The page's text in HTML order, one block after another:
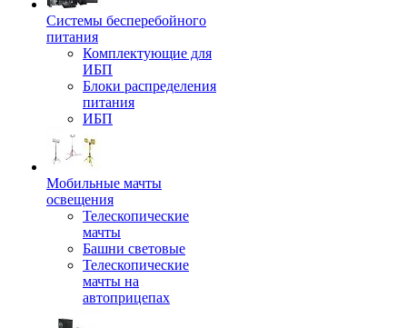
Системы бесперебойного
питания
Комплектующие для
ИБП
Блоки распределения
питания
ИБП
Мобильные мачты
освещения
Телескопические
мачты
Башни световые
Телескопические
мачты на
автоприцепах